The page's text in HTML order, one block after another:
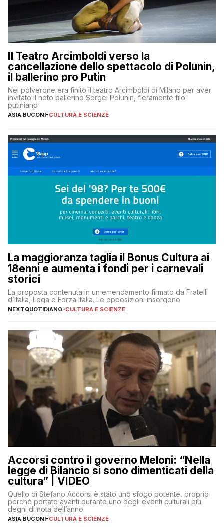
Il Teatro Arcimboldi verso la
cancellazione dello spettacolo di Polunin,
il ballerino pro Putin
Nel polverone era finito il teatro Arcimboldi di Milano per aver
invitato il noto ballerino Sergei Polunin, fieramente filo-
putiniano
ASIA BUCONI-CULTURA E SCIENZE
La maggioranza taglia il Bonus Cultura ai
18enni e aumenta i fondi per i carnevali
storici
La proposta contenuta in un emendamento firmato da Fratelli
d’Italia, Lega e Forza Italia. Le opposizioni insorgono
NEXTQUOTIDIANO-CULTURA E SCIENZE
Accorsi contro il governo Meloni: “Nella
legge di Bilancio si sono dimenticati della
cultura” | VIDEO
Quello di Stefano Accorsi è stato uno sfogo potente, proprio
perché portato avanti durante uno degli eventi culturali più
degni di nota dell’anno
ASIA BUCONI-CULTURA E SCIENZE